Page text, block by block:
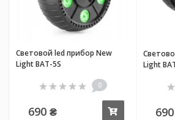
Световой led прибор New
Light BAT-5S
0
690 ₴
Light